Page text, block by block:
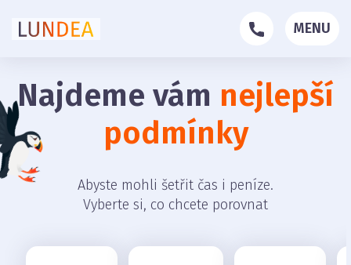
MENU
Najdeme vám nejlepší
podmínky
Abyste mohli šetřit čas i peníze.
Vyberte si, co chcete porovnat